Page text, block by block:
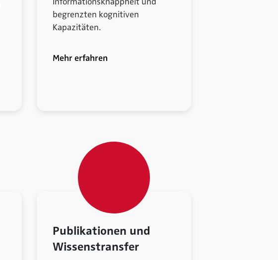
begrenzten kognitiven
Kapazitäten.
Mehr erfahren
Publikationen und
Wissenstransfer